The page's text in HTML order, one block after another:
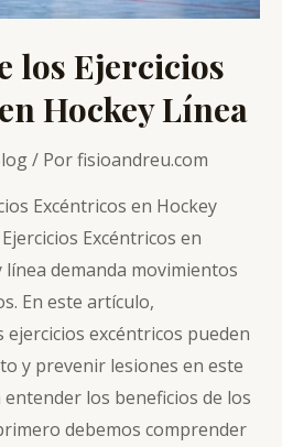
los Ejercicios
Hockey Línea
/ Porfisioandreu.com
Excéntricos en Hockey
Excéntricos en
línea demanda movimientos
En este artículo,
excéntricos pueden
y prevenir lesiones en este
los beneficios de los
debemos comprender